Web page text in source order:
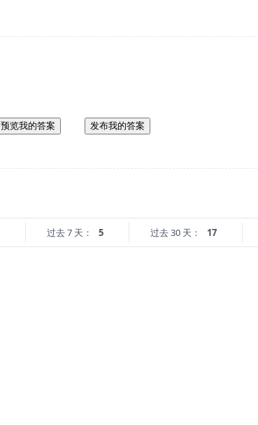
预览我的答案 发布我的答案
过去 7 天： 5 过去 30 天： 17